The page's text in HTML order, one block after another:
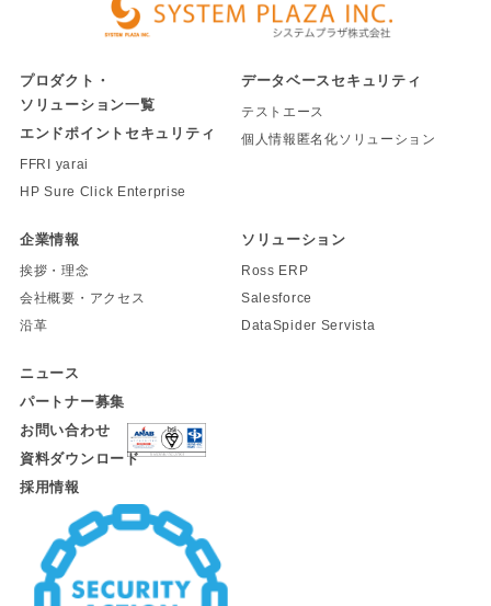
プロダクト・
ソリューション一覧
エンドポイントセキュリティ
FFRI yarai
HP Sure Click Enterprise
データベースセキュリティ
テストエース
個人情報匿名化ソリューション
企業情報
挨拶・理念
会社概要・アクセス
沿革
ソリューション
Ross ERP
Salesforce
DataSpider Servista
ニュース
パートナー募集
お問い合わせ
資料ダウンロード
採用情報